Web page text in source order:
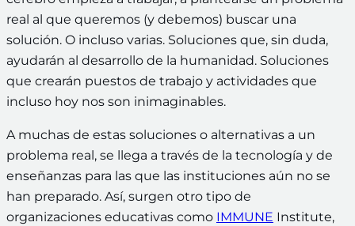
real al que queremos (y debemos) buscar una
solución. O incluso varias. Soluciones que, sin duda,
ayudarán al desarrollo de la humanidad. Soluciones
que crearán puestos de trabajo y actividades que
incluso hoy nos son inimaginables.
A muchas de estas soluciones o alternativas a un
problema real, se llega a través de la tecnología y de
enseñanzas para las que las instituciones aún no se
han preparado. Así, surgen otro tipo de
organizaciones educativas como IMMUNE Institute,